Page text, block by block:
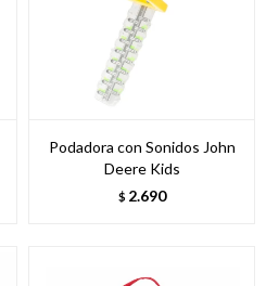
Podadora con Sonidos John
Deere Kids
$ 2.690